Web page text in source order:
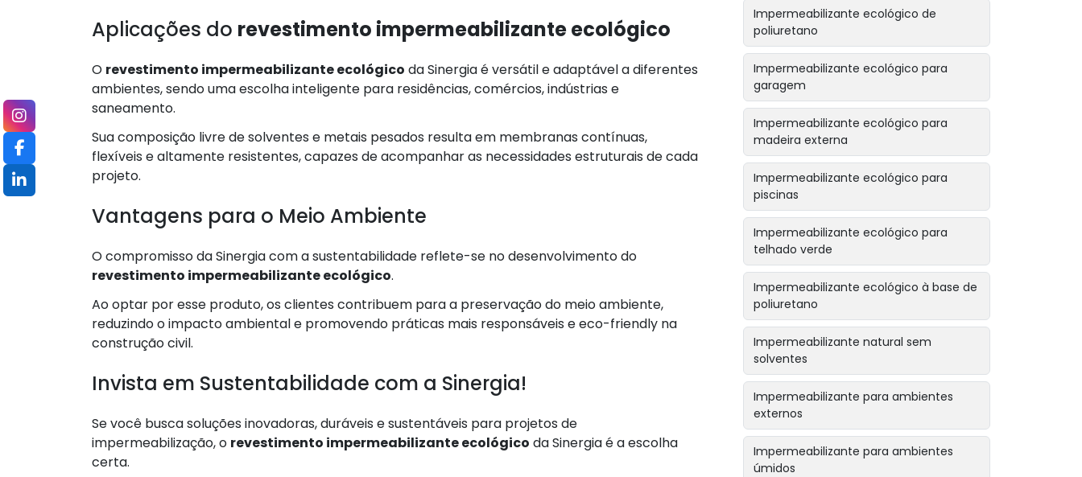
Aplicações do revestimento impermeabilizante ecológico
O revestimento impermeabilizante ecológico da Sinergia é versátil e adaptável a diferentes
ambientes, sendo uma escolha inteligente para residências, comércios, indústrias e
saneamento.
Sua composição livre de solventes e metais pesados resulta em membranas contínuas,
flexíveis e altamente resistentes, capazes de acompanhar as necessidades estruturais de cada
projeto.
Vantagens para o Meio Ambiente
O compromisso da Sinergia com a sustentabilidade reflete-se no desenvolvimento do
revestimento impermeabilizante ecológico.
Ao optar por esse produto, os clientes contribuem para a preservação do meio ambiente,
reduzindo o impacto ambiental e promovendo práticas mais responsáveis e eco-friendly na
construção civil.
Invista em Sustentabilidade com a Sinergia!
Se você busca soluções inovadoras, duráveis e sustentáveis para projetos de
impermeabilização, o revestimento impermeabilizante ecológico da Sinergia é a escolha
certa.
Impermeabilizante ecológico de
poliuretano
Impermeabilizante ecológico para
garagem
Impermeabilizante ecológico para
madeira externa
Impermeabilizante ecológico para
piscinas
Impermeabilizante ecológico para
telhado verde
Impermeabilizante ecológico à base de
poliuretano
Impermeabilizante natural sem
solventes
Impermeabilizante para ambientes
externos
Impermeabilizante para ambientes
úmidos